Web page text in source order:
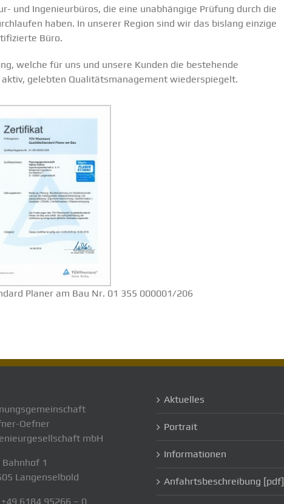
und Ingenieurbüros, die eine unabhängige Prüfung durch die
haben. In unserer Region sind wir das bislang einzige
Büro.
welche für uns und unsere Kunden die bestehende
gelebten Qualitätsmanagement wiederspiegelt.
Planer am Bau Nr. 01 355 000001/206
Oefner
mbH
Bahnhof 1
Langenselbold
6184 95266 – 0
Aktuelles
Portrait
Informationen
Anfahrtsbeschreibung [pdf]